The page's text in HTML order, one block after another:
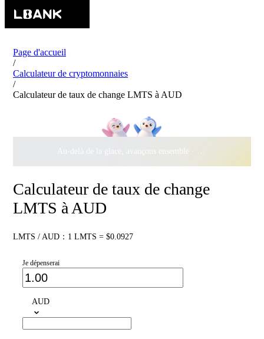
Page d'accueil
/
Calculateur de cryptomonnaies
/
Calculateur de taux de change LMTS à AUD
Au-delà de la glace, avançons ensemble ·
500 000 $
Calculateur de taux de change
LMTS à AUD
LMTS / AUD：1 LMTS = $0.0927
Je dépenserai
AUD